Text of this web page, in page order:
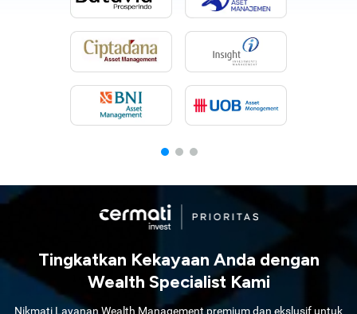
Tingkatkan Kekayaan Anda dengan
Wealth Specialist Kami
Nikmati Layanan Wealth Management premium dan ekslusif untuk